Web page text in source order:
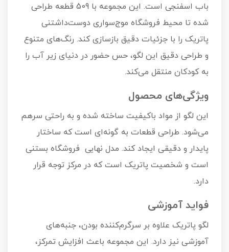
باب اسفنجی است. این مجموعه با 509 قطعه طراحی
شده تا محیط فروشگاه موج‌سواری دوست‌داشتنی
پاتریک را با جزئیات دقیق بازسازی کند. رنگ‌های متنوع
و طراحی دقیق این لگو، حس حضور در دنیای زیر آب را
به کودکان منتقل می‌کند.
ویژگی‌های محصول
این لگو از مواد باکیفیت ساخته شده و به راحتی سرهم
می‌شود. طراحی قطعات به گونه‌ای است که ساختار
پایدار و دقیقی ایجاد کند. مدل نهایی فروشگاه بستنی
است و شخصیت پاتریک است که در مرکز توجه قرار
دارد.
فواید آموزشی
لگو پاتریک علاوه بر سرگرم‌کننده بودن، جنبه‌های
آموزشی نیز دارد. این مجموعه باعث افزایش تمرکز،